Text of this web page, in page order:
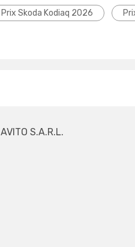
Prix Skoda Kodiaq 2026
AVITO S.A.R.L.